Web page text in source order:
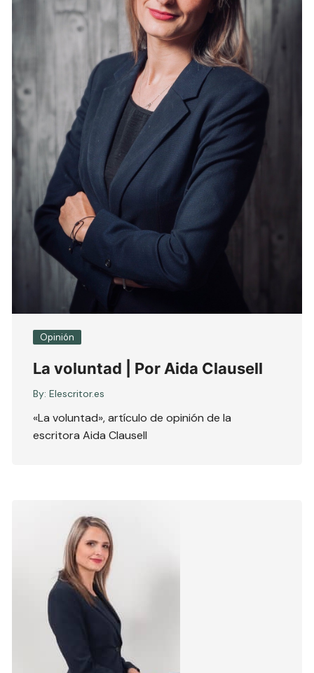
Opinión
La voluntad | Por Aida Clausell
By: Elescritor.es
«La voluntad», artículo de opinión de la
escritora Aida Clausell